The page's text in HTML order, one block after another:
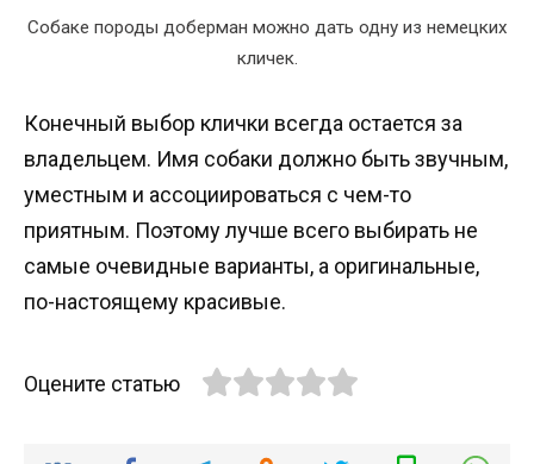
Собаке породы доберман можно дать одну из немецких
кличек.
Конечный выбор клички всегда остается за
владельцем. Имя собаки должно быть звучным,
уместным и ассоциироваться с чем-то
приятным. Поэтому лучше всего выбирать не
самые очевидные варианты, а оригинальные,
по-настоящему красивые.
Оцените статью